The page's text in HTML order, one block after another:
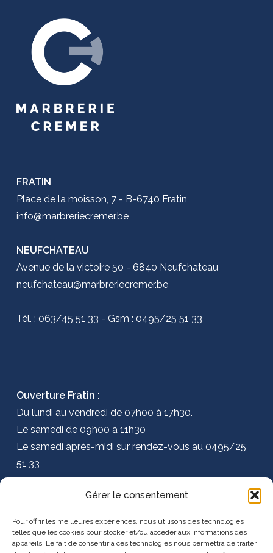
Gérer le consentement
Pour offrir les meilleures expériences, nous utilisons des technologies
telles que les cookies pour stocker et/ou accéder aux informations des
appareils. Le fait de consentir à ces technologies nous permettra de traiter
FRATIN
Place de la moisson, 7 - B-6740 Fratin
info@marbreriecremer.be
NEUFCHATEAU
Avenue de la victoire 50 - 6840 Neufchateau
neufchateau@marbreriecremer.be
Tél. : 063/45 51 33 - Gsm : 0495/25 51 33
Ouverture Fratin :
Du lundi au vendredi de 07h00 à 17h30.
Le samedi de 09h00 à 11h30
Le samedi après-midi sur rendez-vous au 0495/25
51 33
Ouverture Neufchateau:
Mentions légales